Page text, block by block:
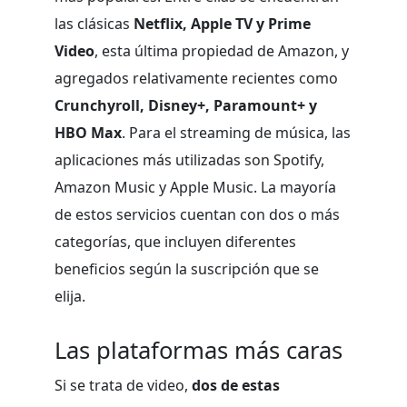
las clásicas Netflix, Apple TV y Prime
Video, esta última propiedad de Amazon, y
agregados relativamente recientes como
Crunchyroll, Disney+, Paramount+ y
HBO Max. Para el streaming de música, las
aplicaciones más utilizadas son Spotify,
Amazon Music y Apple Music. La mayoría
de estos servicios cuentan con dos o más
categorías, que incluyen diferentes
beneficios según la suscripción que se
elija.
Las plataformas más caras
Si se trata de video, dos de estas